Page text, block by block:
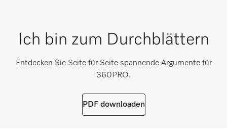
Ich bin zum Durchblättern
Entdecken Sie Seite für Seite spannende Argumente für
360PRO.
PDF downloaden